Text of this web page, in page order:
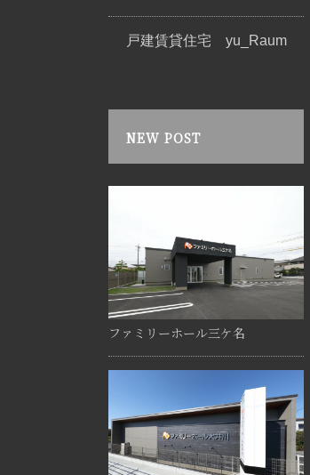
戸建賃貸住宅 yu_Raum
NEW POST
ファミリーホール三ケ名